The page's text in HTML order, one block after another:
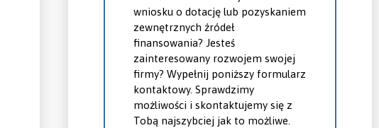
wniosku o dotację lub pozyskaniem
zewnętrznych źródeł
finansowania? Jesteś
zainteresowany rozwojem swojej
firmy? Wypełnij poniższy formularz
kontaktowy. Sprawdzimy
możliwości i skontaktujemy się z
Tobą najszybciej jak to możliwe.